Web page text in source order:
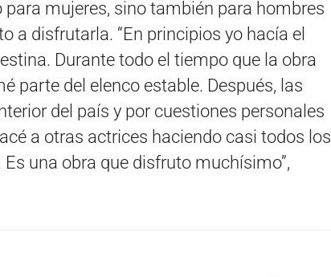
mujeres, sino también para hombres
a disfrutarla. “En principios yo hacía el
Durante todo el tiempo que la obra
parte del elenco estable. Después, las
del país y por cuestiones personales
a otras actrices haciendo casi todos los
una obra que disfruto muchísimo”,